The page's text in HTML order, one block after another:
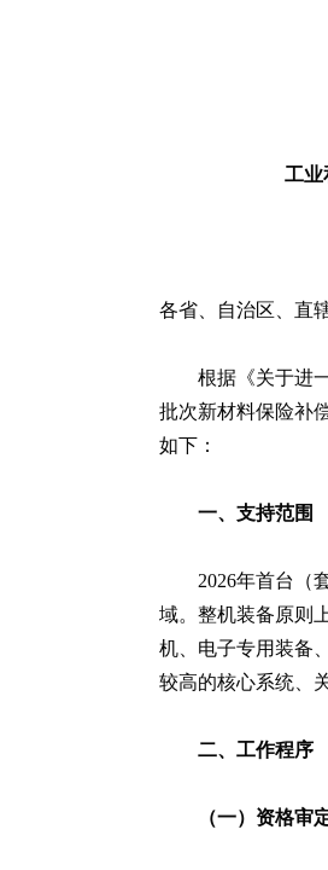
工业
各省、自治区、直
根据《关于进
批次新材料保险补
如下：
一、支持范围
2026年首台（
域。整机装备原则
机、电子专用装备
较高的核心系统、
二、工作程序
（一）资格审